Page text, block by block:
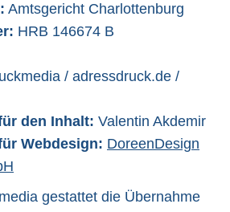
Amtsgericht Charlottenburg
HRB 146674 B
/ adressdruck.de /
den Inhalt: Valentin Akdemir
Webdesign: DoreenDesign
gestattet die Übernahme